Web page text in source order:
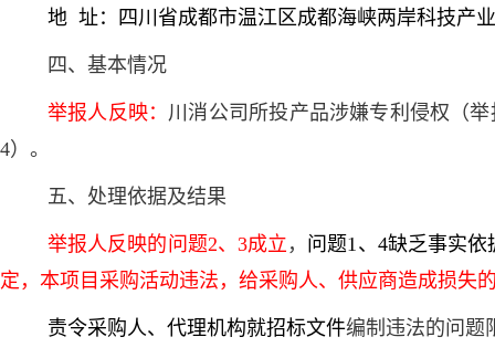
地 址：四川省成都市温江区成都海峡两岸科技产
四、基本情况
举报人反映： 川消公司所投产品涉嫌专利侵权（
4）。
五、处理依据及结果
举报人反映的问题2、3成立 ， 问题1、4缺乏事实依
定，本项目采购活动违法，给采购人、供应商造成损失
责令采购人、代理机构就招标文件编制违法的问题